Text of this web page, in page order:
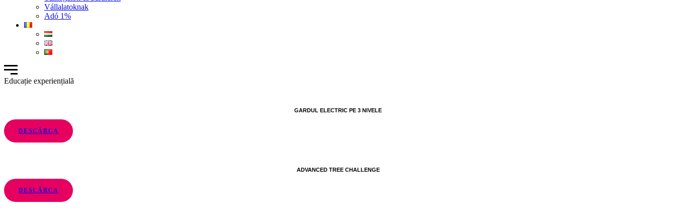
Vállalatoknak
Adó 1%
Educație experiențială
GARDUL ELECTRIC PE 3 NIVELE
DESCĂRCA
ADVANCED TREE CHALLENGE
DESCĂRCA